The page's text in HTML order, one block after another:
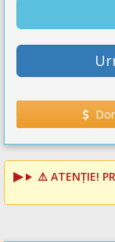
⚠️ ATENȚIE!